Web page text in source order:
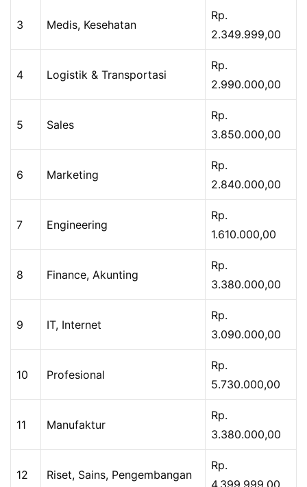
3 Medis, Kesehatan
Rp.
2.349.999,00
4 Logistik & Transportasi
Rp.
2.990.000,00
5 Sales
Rp.
3.850.000,00
6 Marketing
Rp.
2.840.000,00
7 Engineering
Rp.
1.610.000,00
8 Finance, Akunting
Rp.
3.380.000,00
9 IT, Internet
Rp.
3.090.000,00
10 Profesional
Rp.
5.730.000,00
11 Manufaktur
Rp.
3.380.000,00
12 Riset, Sains, Pengembangan
Rp.
4.399.999,00